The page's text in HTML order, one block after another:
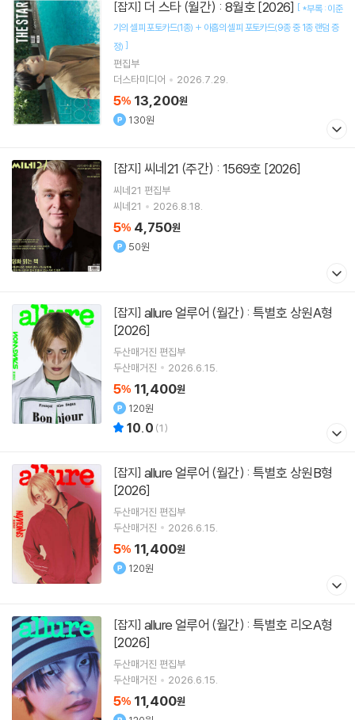
[잡지] 더 스타 (월간) : 8월호 [2026] [ *부록 : 이준
기의 셀피 포토카드(1종) + 아홉의 셀피 포토카드(9종 중 1종 랜덤 증
정) ]
편집부
더스타미디어
2026.7.29.
5% 13,200원
130원
[잡지] 씨네21 (주간) : 1569호 [2026]
씨네21 편집부
씨네21
2026.8.18.
5% 4,750원
50원
[잡지]
[2026]
두산매거진 편집부
두산매거진
2026.6.15.
5% 11,400원
120원
10.0 (1)
[잡지]
[2026]
두산매거진 편집부
두산매거진
2026.6.15.
5% 11,400원
120원
[잡지]
[2026]
두산매거진 편집부
두산매거진
2026.6.15.
5% 11,400원